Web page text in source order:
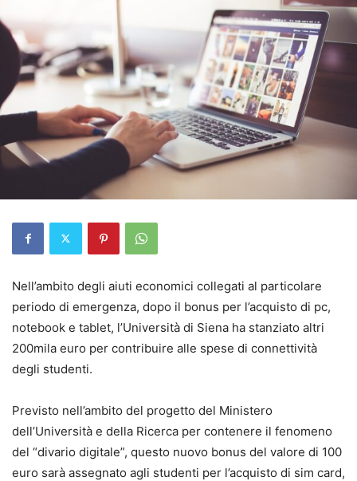
Nell’ambito degli aiuti economici collegati al particolare
periodo di emergenza, dopo il bonus per l’acquisto di pc,
notebook e tablet, l’Università di Siena ha stanziato altri
200mila euro per contribuire alle spese di connettività
degli studenti.
Previsto nell’ambito del progetto del Ministero
dell’Università e della Ricerca per contenere il fenomeno
del “divario digitale”, questo nuovo bonus del valore di 100
euro sarà assegnato agli studenti per l’acquisto di sim card,